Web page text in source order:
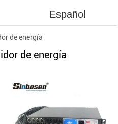
Español
de energía
de energía